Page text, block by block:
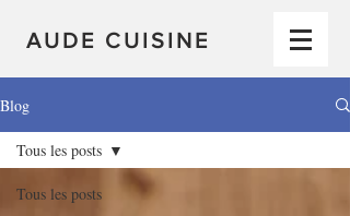
AUDE CUISINE
Blog
Tous les posts
Tous les posts